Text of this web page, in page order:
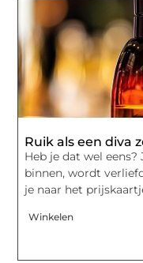
Ruik als een diva
Heb je dat wel
binnen, wordt
je naar het
Winkelen